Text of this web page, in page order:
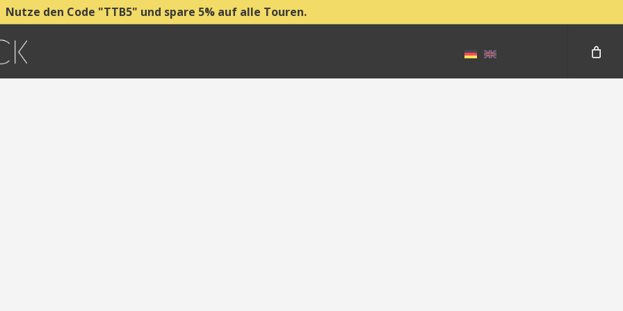
Nutze den Code "TTB5" und spare 5% auf alle Touren.